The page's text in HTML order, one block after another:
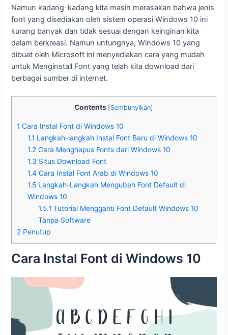
Namun kadang-kadang kita masih merasakan bahwa jenis
font yang disediakan oleh sistem operasi Windows 10 ini
kurang banyak dan tidak sesuai dengan keinginan kita
dalam berkreasi. Namun untungnya, Windows 10 yang
dibuat oleh Microsoft ini menyediakan cara yang mudah
untuk Menginstall Font yang telah kita download dari
berbagai sumber di internet.
Contents [Sembunyikan]
1 Cara Instal Font di Windows 10
1.1 Langkah-langkah Instal Font Baru di Windows 10
1.2 Cara Menghapus Fonts dari Windows 10
1.3 Situs Download Font
1.4 Cara Instal Font Arab di Windows 10
1.5 Langkah-Langkah Mengubah Font Default di
Windows 10
1.5.1 Tutorial Mengganti Font Default Windows 10
Tanpa Software
2 Penutup
Cara Instal Font di Windows 10